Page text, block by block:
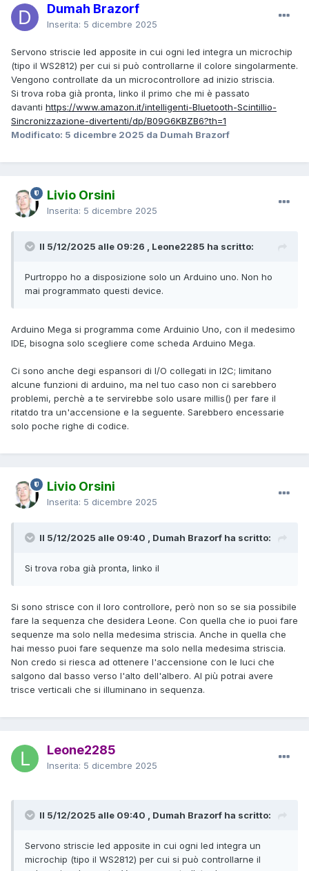
Dumah Brazorf
Inserita: 5 dicembre 2025
Servono striscie led apposite in cui ogni led integra un microchip
(tipo il WS2812) per cui si può controllarne il colore singolarmente.
Vengono controllate da un microcontrollore ad inizio striscia.
Si trova roba già pronta, linko il primo che mi è passato
davanti https://www.amazon.it/intelligenti-Bluetooth-Scintillio-
Sincronizzazione-divertenti/dp/B09G6KBZB6?th=1
Modificato: 5 dicembre 2025 da Dumah Brazorf
Livio Orsini
Inserita: 5 dicembre 2025
Il 5/12/2025 alle 09:26 , Leone2285 ha scritto:
Purtroppo ho a disposizione solo un Arduino uno. Non ho
mai programmato questi device.
Arduino Mega si programma come Arduinio Uno, con il medesimo
IDE, bisogna solo scegliere come scheda Arduino Mega.
Ci sono anche degi espansori di I/O collegati in I2C; limitano
alcune funzioni di arduino, ma nel tuo caso non ci sarebbero
problemi, perchè a te servirebbe solo usare millis() per fare il
ritatdo tra un'accensione e la seguente. Sarebbero encessarie
solo poche righe di codice.
Livio Orsini
Inserita: 5 dicembre 2025
Il 5/12/2025 alle 09:40 , Dumah Brazorf ha scritto:
Si trova roba già pronta, linko il
Si sono strisce con il loro controllore, però non so se sia possibile
fare la sequenza che desidera Leone. Con quella che io puoi fare
sequenze ma solo nella medesima striscia. Anche in quella che
hai messo puoi fare sequenze ma solo nella medesima striscia.
Non credo si riesca ad ottenere l'accensione con le luci che
salgono dal basso verso l'alto dell'albero. Al più potrai avere
trisce verticali che si illuminano in sequenza.
Leone2285
Inserita: 5 dicembre 2025
Il 5/12/2025 alle 09:40 , Dumah Brazorf ha scritto:
Servono striscie led apposite in cui ogni led integra un
microchip (tipo il WS2812) per cui si può controllarne il